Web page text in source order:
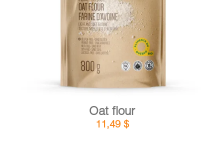
ADD TO CART DETAILS
Oat flour
11,49 $